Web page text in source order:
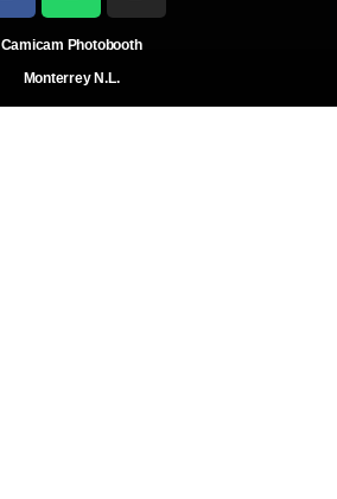
Camicam Photobooth
Monterrey N.L.